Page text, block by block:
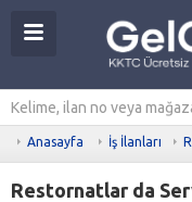
Anasayfa İş İlanları
Restornatlar da